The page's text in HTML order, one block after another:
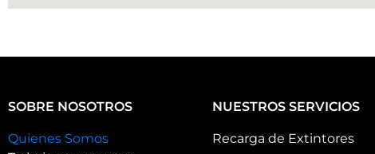
SOBRE NOSOTROS
Quienes Somos
NUESTROS SERVICIOS
Recarga de Extintores